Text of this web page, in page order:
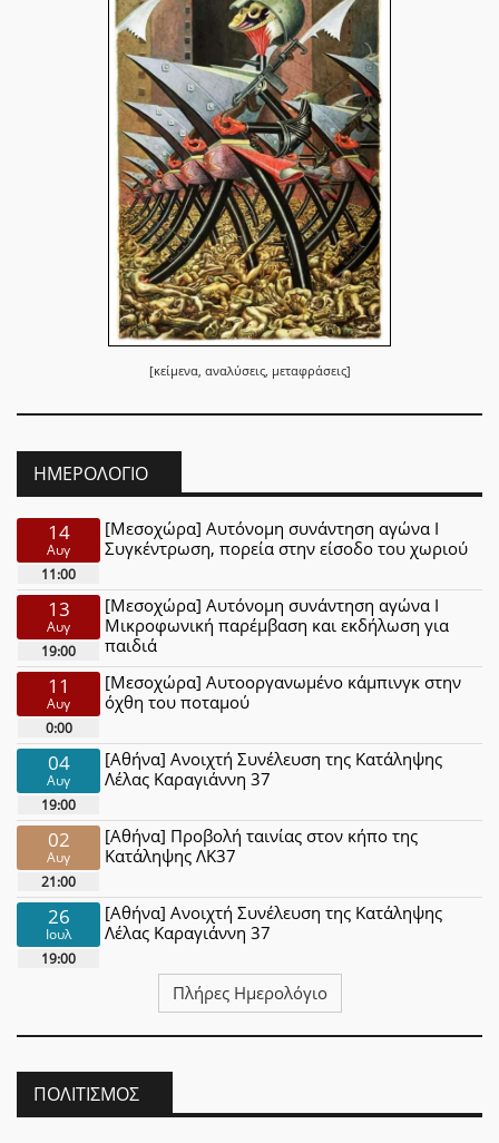
[κείμενα, αναλύσεις, μεταφράσεις]
ΗΜΕΡΟΛΌΓΙΟ
14
Αυγ
11:00
[Μεσοχώρα] Αυτόνομη συνάντηση αγώνα Ι
Συγκέντρωση, πορεία στην είσοδο του χωριού
13
Αυγ
19:00
[Μεσοχώρα] Αυτόνομη συνάντηση αγώνα Ι
Μικροφωνική παρέμβαση και εκδήλωση για
παιδιά
11
Αυγ
0:00
[Μεσοχώρα] Αυτοοργανωμένο κάμπινγκ στην
όχθη του ποταμού
04
Αυγ
19:00
[Αθήνα] Ανοιχτή Συνέλευση της Κατάληψης
Λέλας Καραγιάννη 37
02
Αυγ
21:00
[Αθήνα] Προβολή ταινίας στον κήπο της
Κατάληψης ΛΚ37
26
Ιουλ
19:00
[Αθήνα] Ανοιχτή Συνέλευση της Κατάληψης
Λέλας Καραγιάννη 37
Πλήρες Ημερολόγιο
ΠΟΛΙΤΙΣΜΌΣ